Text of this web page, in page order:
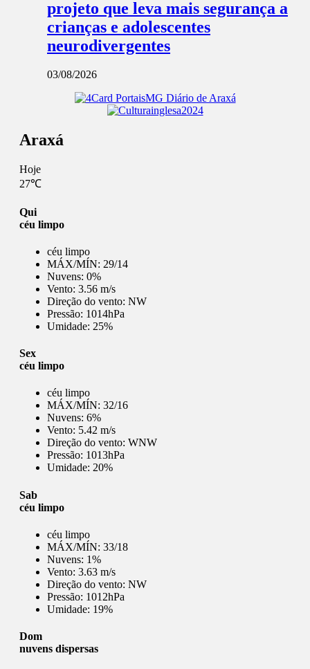
projeto que leva mais segurança a
crianças e adolescentes
neurodivergentes
03/08/2026
Araxá
Hoje
27℃
Qui
céu limpo
céu limpo
MÁX/MÍN: 29/14
Nuvens: 0%
Vento: 3.56 m/s
Direção do vento: NW
Pressão: 1014hPa
Umidade: 25%
Sex
céu limpo
céu limpo
MÁX/MÍN: 32/16
Nuvens: 6%
Vento: 5.42 m/s
Direção do vento: WNW
Pressão: 1013hPa
Umidade: 20%
Sab
céu limpo
céu limpo
MÁX/MÍN: 33/18
Nuvens: 1%
Vento: 3.63 m/s
Direção do vento: NW
Pressão: 1012hPa
Umidade: 19%
Dom
nuvens dispersas